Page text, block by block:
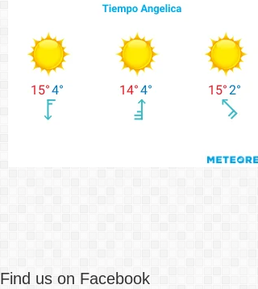
Find us on Facebook